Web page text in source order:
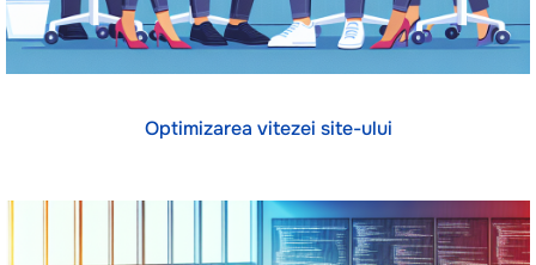
Optimizarea vitezei site-ului